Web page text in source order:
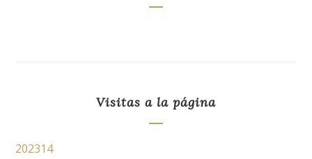
Visitas a la página
202314